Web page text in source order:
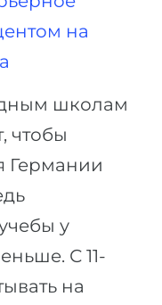
на
школам
чтобы
Германии
у
С 11-
на